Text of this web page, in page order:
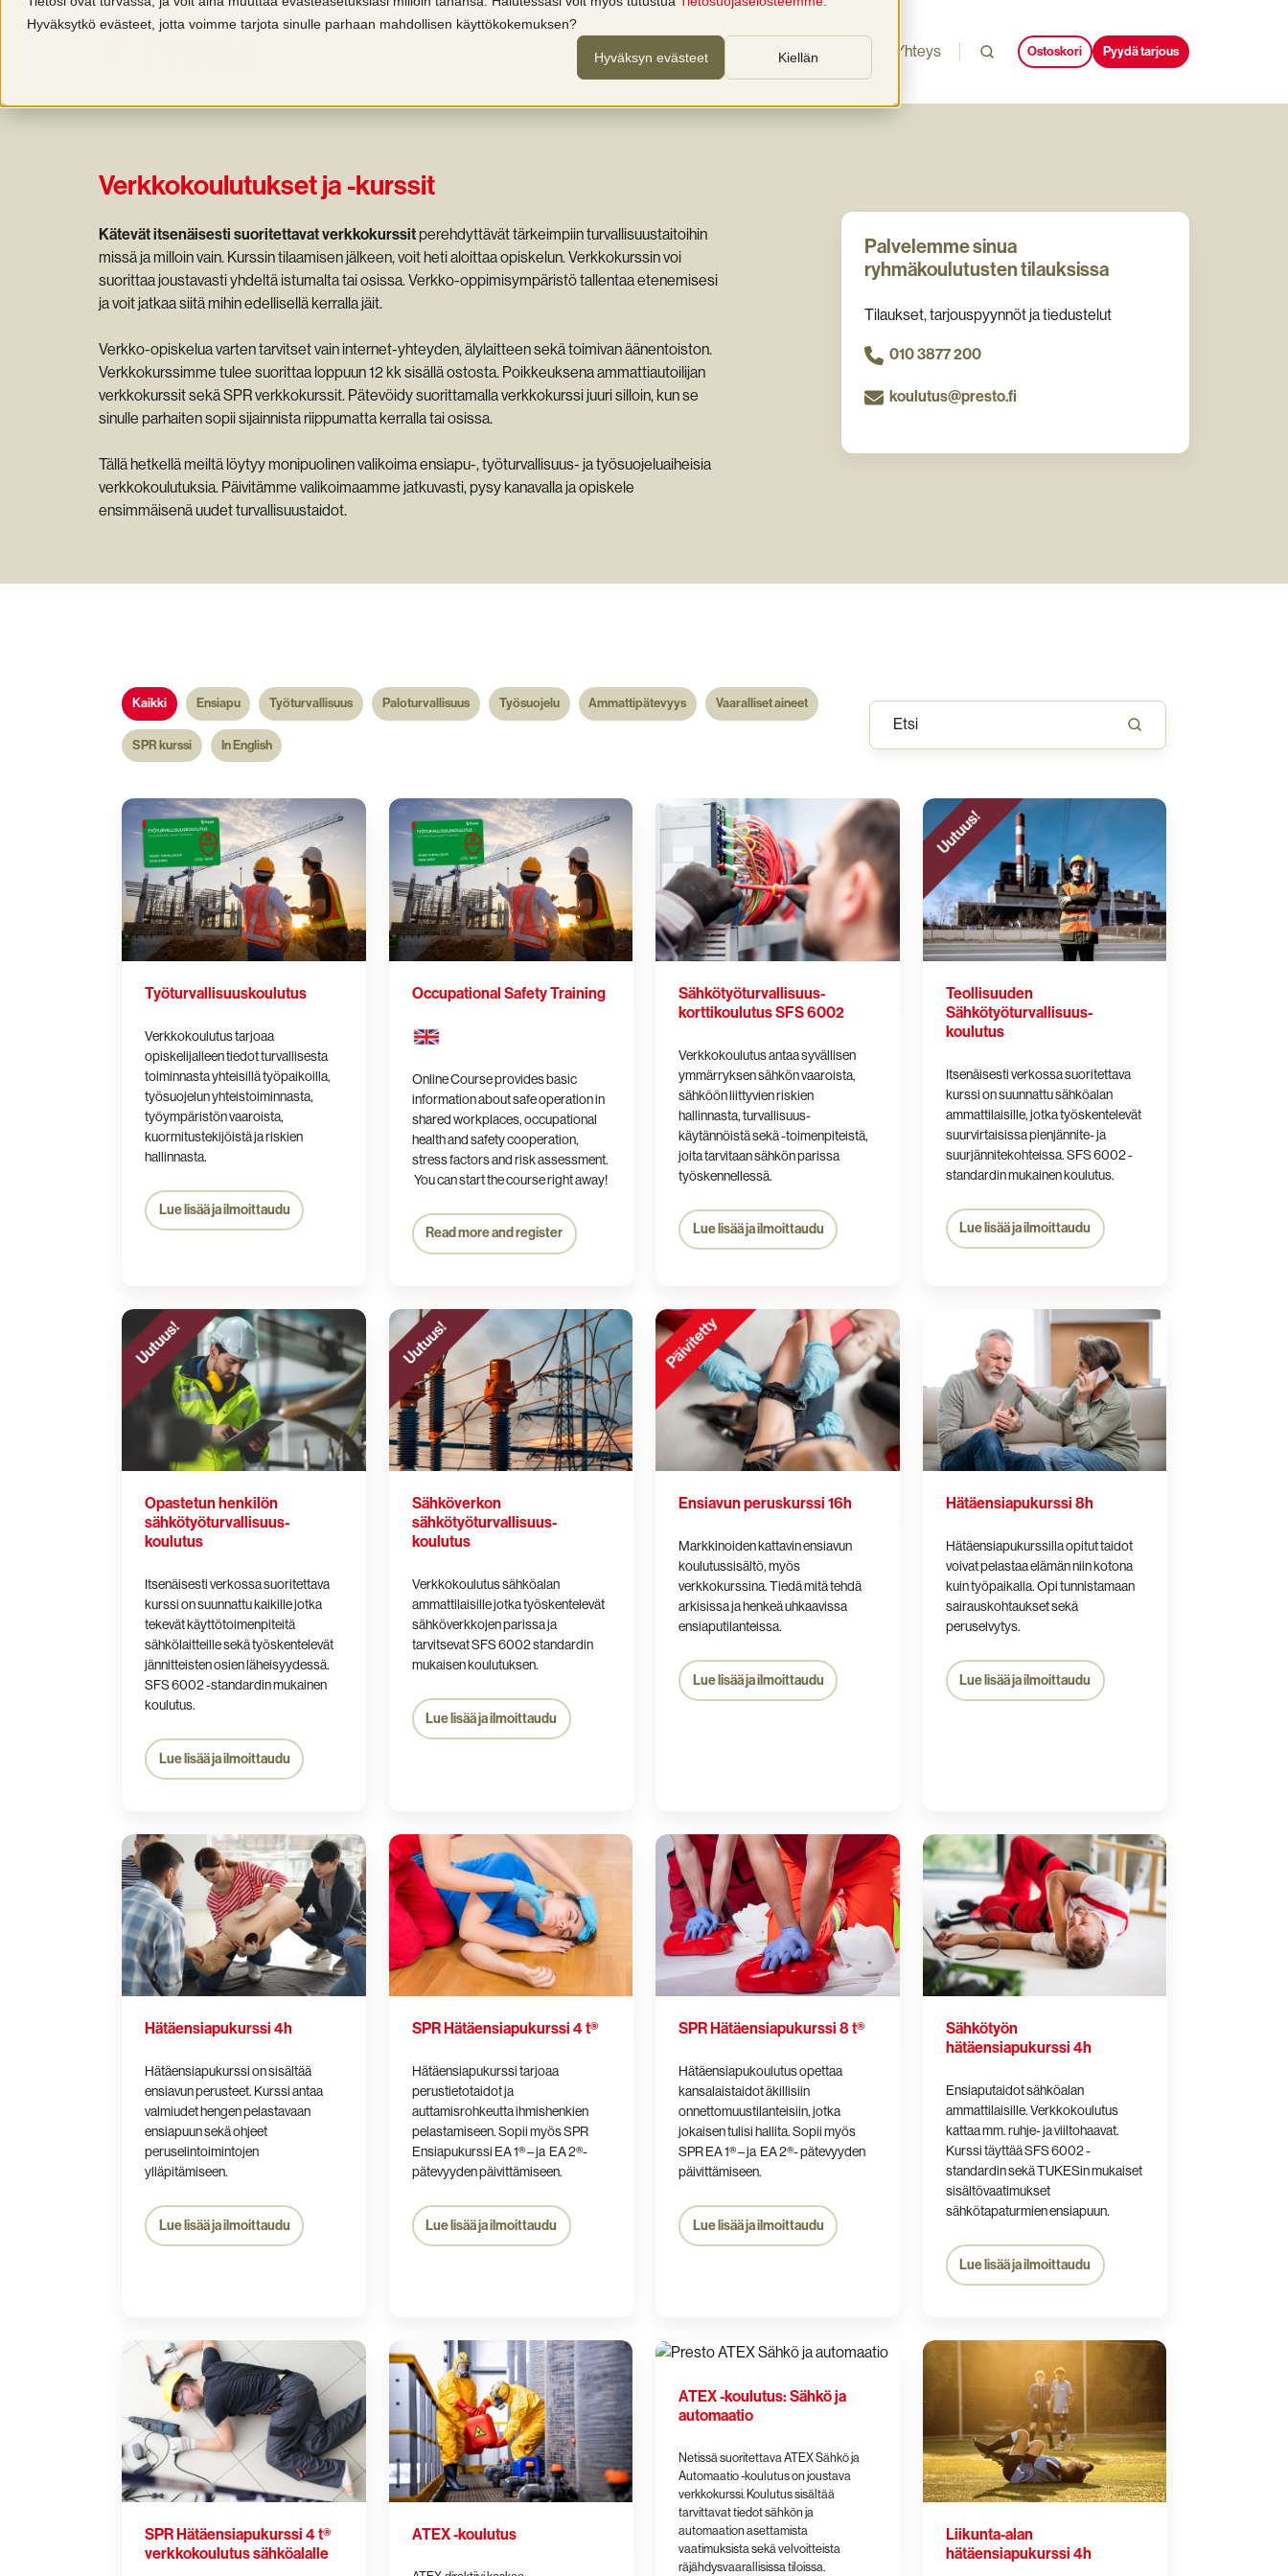
Hyväksytkö evästeet, jotta voimme tarjota sinulle parhaan mahdollisen käyttökokemuksen?
Hyväksyn evästeet Kiellän
Koulutukset Toimialat Tietopankki Yhteys Ostoskori Pyydä tarjous
Verkkokoulutukset ja -kurssit
Kätevät itsenäisesti suoritettavat verkkokurssitperehdyttävät tärkeimpiin turvallisuustaitoihin
missä ja milloin vain. Kurssin tilaamisen jälkeen, voit heti aloittaa opiskelun. Verkkokurssin voi
suorittaa joustavasti yhdeltä istumalta tai osissa. Verkko-oppimisympäristö tallentaa etenemisesi
ja voit jatkaa siitä mihin edellisellä kerralla jäit.
Verkko-opiskelua varten tarvitset vain internet-yhteyden, älylaitteen sekä toimivan äänentoiston.
Verkkokurssimme tulee suorittaa loppuun 12 kk sisällä ostosta. Poikkeuksena ammattiautoilijan
verkkokurssit sekä SPR verkkokurssit. Pätevöidy suorittamalla verkkokurssi juuri silloin, kun se
sinulle parhaiten sopii sijainnista riippumatta kerralla tai osissa.
Tällä hetkellä meiltä löytyy monipuolinen valikoima ensiapu-, työturvallisuus- ja työsuojeluaiheisia
verkkokoulutuksia. Päivitämme valikoimaamme jatkuvasti, pysy kanavalla ja opiskele
ensimmäisenä uudet turvallisuustaidot.
Palvelemme sinua
ryhmäkoulutusten tilauksissa
Tilaukset, tarjouspyynnöt ja tiedustelut
010 3877 200
koulutus@presto.fi
Kaikki Ensiapu Työturvallisuus Paloturvallisuus Työsuojelu Ammattipätevyys Vaaralliset aineet
SPR kurssi In English
Työturvallisuuskoulutus
Työturvallisuuskoulutus
Verkkokoulutus tarjoaa
opiskelijalleen tiedot turvallisesta
toiminnasta yhteisillä työpaikoilla,
työsuojelun yhteistoiminnasta,
työympäristön vaaroista,
kuormitustekijöistä ja riskien
hallinnasta.
Lue lisää ja ilmoittaudu
Occupational
Safety
Training
Occupational Safety Training
Online Courseprovides basic
information about safe operation in
shared workplaces, occupational
health and safety cooperation,
stress factors and risk assessment.
You can start the course right away!
Read more and register
Sähkötyö­
turvallisuus­
korttikoulutus
SFS
6002
Sähkötyö­turvallisuus­
korttikoulutus SFS 6002
Verkkokoulutus antaa syvällisen
ymmärryksen sähkön vaaroista,
sähköön liittyvien riskien
hallinnasta, turvallisuus­
käytännöistä sekä -toimenpiteistä,
joita tarvitaan sähkön parissa
työskennellessä.
Lue lisää ja ilmoittaudu
Teollisuuden
Sähkötyöturvallisuus­
koulutus
Teollisuuden
Sähkötyöturvallisuus­
koulutus
Itsenäisesti verkossa suoritettava
kurssi on suunnattu sähköalan
ammattilaisille, jotka työskentelevät
suurvirtaisissa pienjännite- ja
suurjännitekohteissa.SFS 6002 -
standardin mukainen koulutus.
Lue lisää ja ilmoittaudu
Opastetun
henkilön
sähkötyöturvallisuus­
koulutus
Opastetun henkilön
sähkötyöturvallisuus­
koulutus
Itsenäisesti verkossa suoritettava
kurssi on suunnattu kaikillejotka
tekevät käyttötoimenpiteitä
sähkölaitteille sekä työskentelevät
jännitteisten osien läheisyydessä.
SFS 6002 -standardin mukainen
koulutus.
Lue lisää ja ilmoittaudu
Sähköverkon
sähkötyöturvallisuus­
koulutus
Sähköverkon
sähkötyöturvallisuus­
koulutus
Verkkokoulutus sähköalan
ammattilaisille jotka työskentelevät
sähköverkkojen parissa ja
tarvitsevat SFS 6002 standardin
mukaisen koulutuksen.
Lue lisää ja ilmoittaudu
Ensiavun
peruskurssi
16h
Ensiavun peruskurssi 16h
Markkinoiden kattavin ensiavun
koulutussisältö, myös
verkkokurssina. Tiedä mitä tehdä
arkisissa ja henkeä uhkaavissa
ensiaputilanteissa.
Lue lisää ja ilmoittaudu
Hätäensiapukurssi 8h
Hätäensiapukurssilla opitut taidot
voivat pelastaa elämän niin kotona
kuin työpaikalla. Opi tunnistamaan
sairauskohtaukset sekä
peruselvytys.
Lue lisää ja ilmoittaudu
Hätäensiapukurssi
4h
Hätäensiapukurssi 4h
Hätäensiapukurssi on sisältää
ensiavun perusteet. Kurssi antaa
valmiudet hengen pelastavaan
ensiapuun sekä ohjeet
peruselintoimintojen
ylläpitämiseen.
Lue lisää ja ilmoittaudu
SPR
Hätäensiapukurssi
4
t®
SPR Hätäensiapukurssi 4 t®
Hätäensiapukurssi tarjoaa
perustietotaidot ja
auttamisrohkeutta ihmishenkien
pelastamiseen. Sopii myös SPR
Ensiapukurssi EA 1® – ja EA 2®-
pätevyyden päivittämiseen.
Lue lisää ja ilmoittaudu
SPR
Hätäensiapukurssi
SPR Hätäensiapukurssi 8 t®
Hätäensiapukoulutus opettaa
kansalaistaidot äkillisiin
onnettomuustilanteisiin, jotka
jokaisen tulisi hallita.Sopii myös
SPR EA 1® – ja EA 2®- pätevyyden
päivittämiseen.
Lue lisää ja ilmoittaudu
Sähkötyön
hätäensiapukurssi
Sähkötyön
hätäensiapukurssi 4h
Ensiaputaidot sähköalan
ammattilaisille. Verkkokoulutus
kattaa mm. ruhje- ja viiltohaavat.
Kurssi täyttää SFS 6002 -
standardin sekä TUKESin mukaiset
sisältövaatimukset
sähkötapaturmien ensiapuun.
Lue lisää ja ilmoittaudu
SPR
Hätäensiapukurssi
t®
verkkokoulutus
sähköalalle
SPR Hätäensiapukurssi 4 t®
verkkokoulutus sähköalalle
ATEX
koulutus
ATEX -koulutus
ATEX
koulutus:
Sähkö
automaatio
ATEX -koulutus: Sähkö ja
automaatio
Netissä suoritettava ATEX Sähkö ja
Automaatio -koulutus on joustava
verkkokurssi. Koulutus sisältää
tarvittavat tiedot sähkön ja
automaation asettamista
vaatimuksista sekä velvoitteista
räjähdysvaarallisissa tiloissa.
Liikunta-
hätäensiapukurssi
4h
Liikunta-alan
hätäensiapukurssi 4h